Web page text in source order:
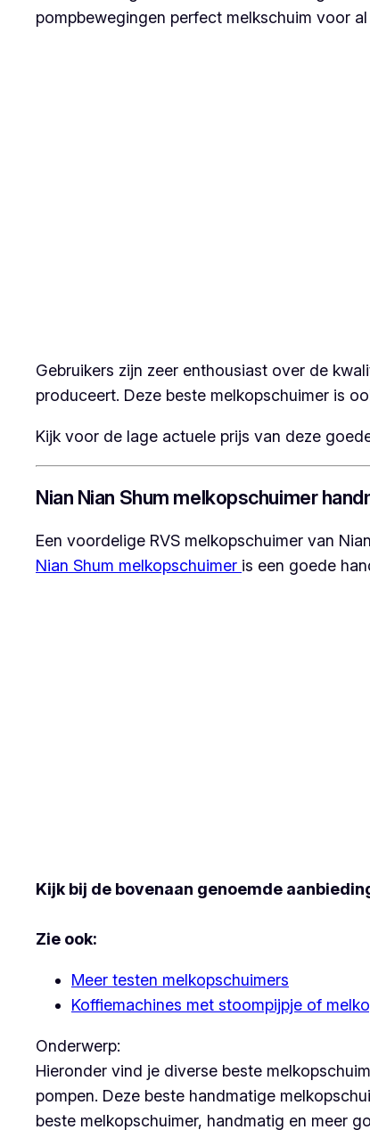
pompbewegingen perfect melkschuim voor
Gebruikers zijn zeer enthousiast over de
produceert. Deze beste melkopschuimer is
Kijk voor de lage actuele prijs van deze
Nian Nian Shum melkopschuimer
Een voordelige RVS melkopschuimer van
Nian Shum melkopschuimer is een goede
Kijk bij de bovenaan genoemde
Zie ook:
Meer testen melkopschuimers
Koffiemachines met stoompijpje of
Onderwerp:
Hieronder vind je diverse beste
pompen. Deze beste handmatige
beste melkopschuimer, handmatig en meer